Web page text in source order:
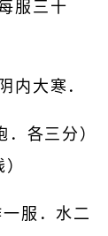
服三十
内大寒．
．各三分）
服．水二